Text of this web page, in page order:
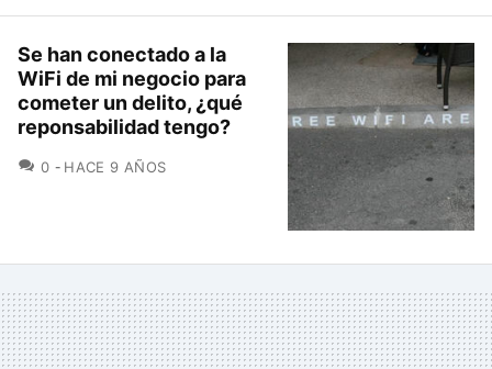
Se han conectado a la
WiFi de mi negocio para
cometer un delito, ¿qué
reponsabilidad tengo?
0 COMENTARIOS
HACE 9 AÑOS